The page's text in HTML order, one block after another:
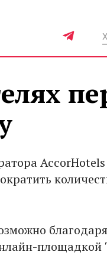
площадкой